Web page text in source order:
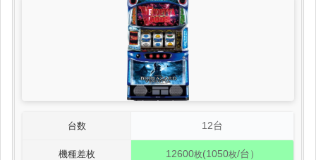
台数 12台
機種差枚 12600枚(1050枚/台）